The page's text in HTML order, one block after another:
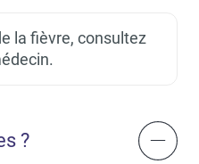
la fièvre, consultez
?